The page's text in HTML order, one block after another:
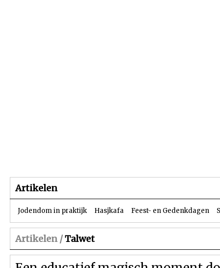
Artikelen
Jodendom in praktijk Hasjkafa Feest- en Gedenkdagen
Artikelen /Talwet